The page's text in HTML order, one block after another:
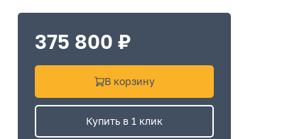
375 800 ₽
В корзину
Купить в 1 клик